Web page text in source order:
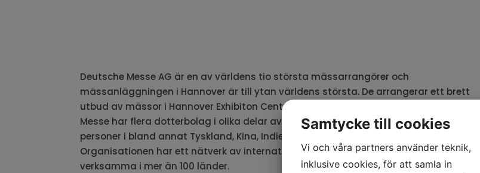
Deutsche Messe AG är en av världens tio största mässarrangörer och
mässanläggningen i Hannover är till ytan världens största. De arrangerar ett brett
utbud av mässor i Hannover Exhibiton Centre samt i övriga delar av världen. Deutsche
Messe har flera dotterbolag i olika delar av världen. Koncernen sysselsätter ca 650
personer i bland annat Tyskland, Kina, Indien, Australien, Turkiet, USA och Brasilien.
Organisationen har ett nätverk av internationella representanter i 66 länder och är
verksamma i mer än 100 länder.
Samtycke till cookies
Vi och våra partners använder teknik,
inklusive cookies, för att samla in